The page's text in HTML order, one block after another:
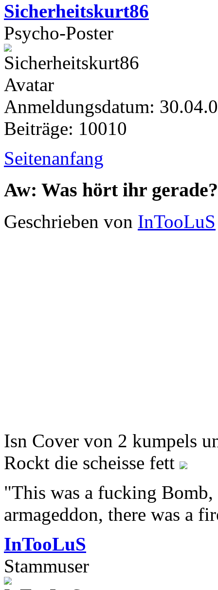
Sicherheitskurt86
Psycho-Poster
Anmeldungsdatum:
Beiträge: 10010
Seitenanfang
Aw: Was hört ihr gerade?
Geschrieben von InTooLuS
Isn Cover von 2 kumpels
Rockt die scheisse fett
"This was a fucking Bomb,
armageddon, there was a
InTooLuS
Stammuser